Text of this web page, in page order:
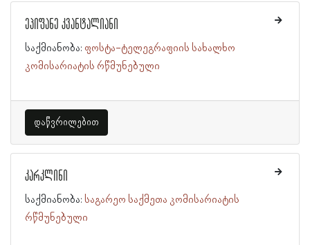
ეპიფანე კვანტალიანი
საქმიანობა: ფოსტა-ტელეგრაფიის სახალხო
კომისარიატის რწმუნებული
დაწვრილებით
კარკლინი
საქმიანობა: საგარეო საქმეთა კომისარიატის
რწმუნებული